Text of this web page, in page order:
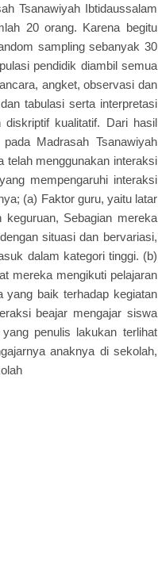
Tsanawiyah Ibtidaussalam
20 orang. Karena begitu
sampling sebanyak 30
pendidik diambil semua
angket, observasi dan
tabulasi serta interpretasi
kualitatif. Dari hasil
Madrasah Tsanawiyah
telah menggunakan interaksi
mempengaruhi interaksi
(a) Faktor guru, yaitu latar
Sebagian mereka
situasi dan bervariasi,
dalam kategori tinggi. (b)
mereka mengikuti pelajaran
yang baik terhadap kegiatan
beajar mengajar siswa
penulis lakukan terlihat
anaknya di sekolah,